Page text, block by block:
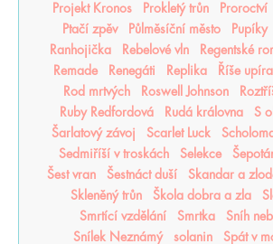
Projekt Kronos
Prokletý trůn Proroctví
Ptačí zpěv
Půlměsíční město Pupíky
Ranhojička
Rebelové vln
Regentské
Remade
Renegáti Replika Říše upíra
Rod mrtvých
Roswell Johnson
Ruby Redfordová
Rudá královna
S
Šarlatový závoj
Scarlet Luck
Sedmiříší v troskách
Selekce
Šest vran
Šestnáct duší
Skandar a
Skleněný trůn
Škola dobra a zla
Smrtící vzdělání
Smrtka
Sníh
Snílek Neznámý
solanin
Spát v